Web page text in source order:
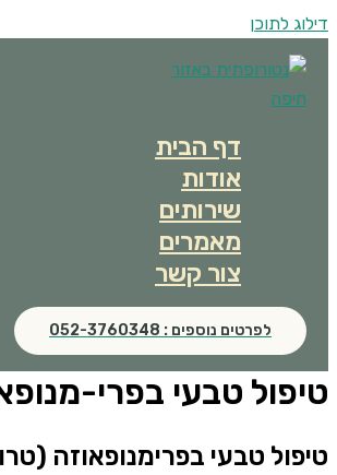
דילוג לתוכן
דף הבית
אודות
שירותים
מאמרים
צור קשר
לפרטים נוספים : 052-3760348
טיפול טבעי בפרי-
טיפול טבעי בפרימנופאוזה